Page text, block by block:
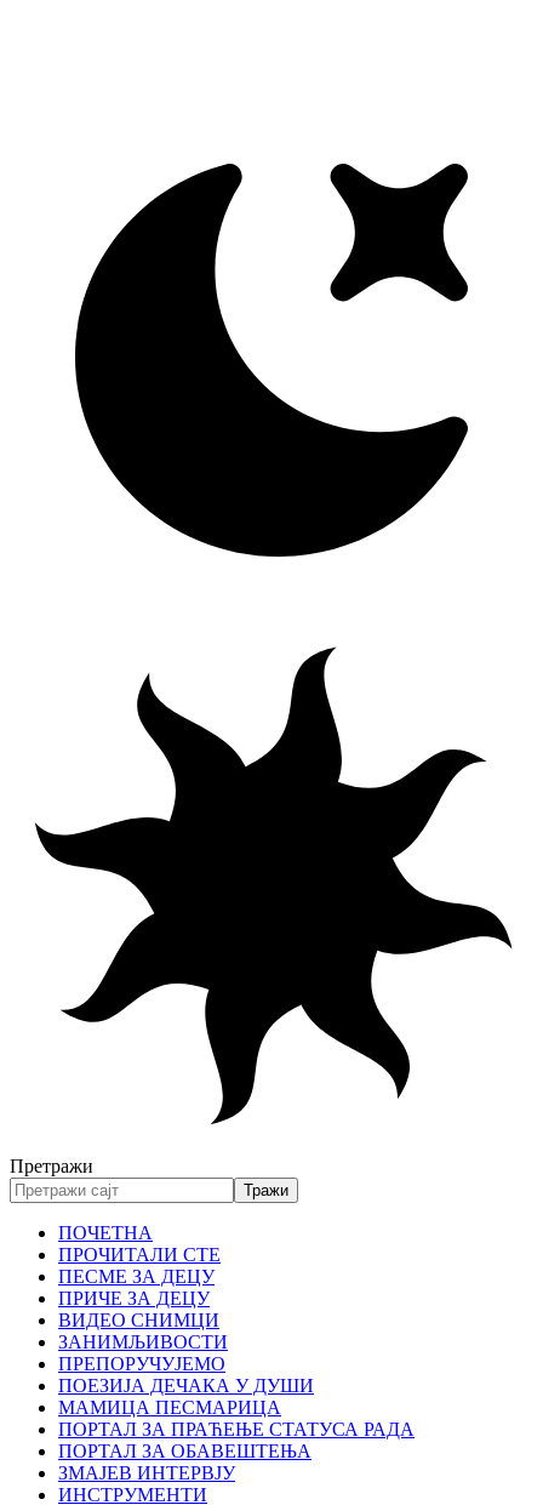
Претражи
ПОЧЕТНА
ПРОЧИТАЛИ СТЕ
ПЕСМЕ ЗА ДЕЦУ
ПРИЧЕ ЗА ДЕЦУ
ВИДЕО СНИМЦИ
ЗАНИМЉИВОСТИ
ПРЕПОРУЧУЈЕМО
ПОЕЗИЈА ДЕЧАКА У ДУШИ
МАМИЦА ПЕСМАРИЦА
ПОРТАЛ ЗА ПРАЋЕЊЕ СТАТУСА РАДА
ПОРТАЛ ЗА ОБАВЕШТЕЊА
ЗМАЈЕВ ИНТЕРВЈУ
ИНСТРУМЕНТИ